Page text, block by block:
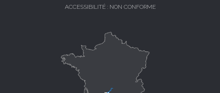
ACCESSIBILITÉ : NON CONFORME